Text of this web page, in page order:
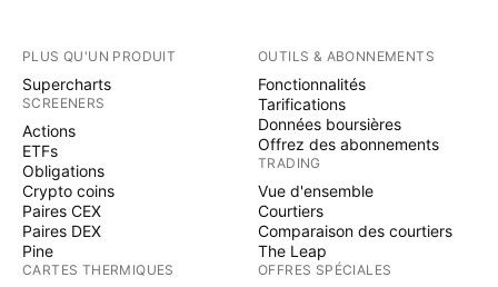
PLUS QU'UN PRODUIT
Supercharts
SCREENERS
Actions
ETFs
Obligations
Crypto coins
Paires CEX
Paires DEX
Pine
CARTES THERMIQUES
OUTILS & ABONNEMENTS
Fonctionnalités
Tarifications
Données boursières
Offrez des abonnements
TRADING
Vue d'ensemble
Courtiers
Comparaison des courtiers
The Leap
OFFRES SPÉCIALES